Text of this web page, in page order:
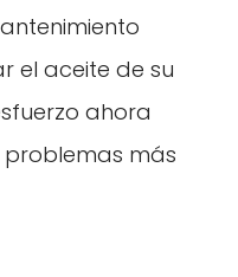
el aceite de su
ahora
más